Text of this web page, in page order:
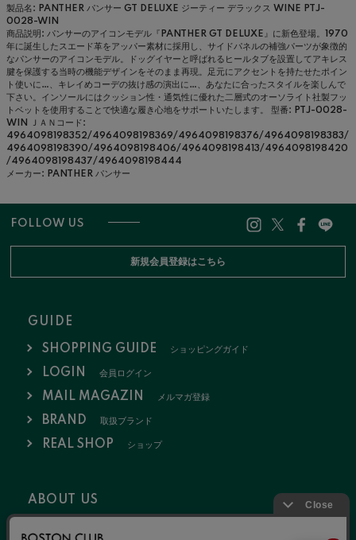
製品名: PANTHER パンサー GT DELUXE ジーティー デラックス WINE PTJ-
0028-WIN
商品説明: パンサーのアイコンモデル『PANTHER GT DELUXE』に新色登場。1970
年に誕生したスエード革をアッパー素材に採用し、サイドパネルの補強パーツが象徴的
なパンサーのアイコンモデル。ドッグイヤーと呼ばれるヒールタブを設置してアキレス
腱を保護する当時の機能デザインをそのまま再現。足元にアクセントを持たせたポイン
ト使いに…、キレイめコーデの抜け感の演出に…、あなたに合ったスタイルを楽しんで
下さい。インソールにはクッション性・通気性に優れた二層式のオーソライト社製フッ
トベットを使用することで快適な履き心地をサポートいたします。
型番: PTJ-0028-
WIN
ＪＡＮコード:
4964098198352/4964098198369/4964098198376/4964098198383/
4964098198390/4964098198406/4964098198413/4964098198420
/4964098198437/4964098198444
メーカー: PANTHER パンサー
FOLLOW US
新規会員登録はこちら
GUIDE
SHOPPING GUIDE ショッピングガイド
LOGIN 会員ログイン
MAIL MAGAZIN メルマガ登録
BRAND 取扱ブランド
REAL SHOP ショップ
ABOUT US